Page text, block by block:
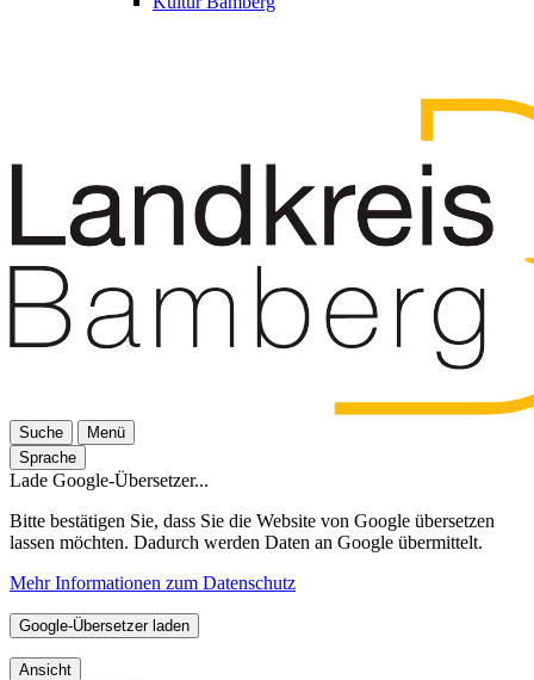
Suche
Menü
Sprache
Lade Google-Übersetzer...
Bitte bestätigen Sie, dass Sie die Website von Google übersetzen
lassen möchten. Dadurch werden Daten an Google übermittelt.
Mehr Informationen zum Datenschutz
Google-Übersetzer laden
Ansicht